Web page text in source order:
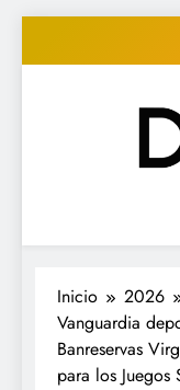
Inicio 2026
Vanguardia
Banreservas
para los